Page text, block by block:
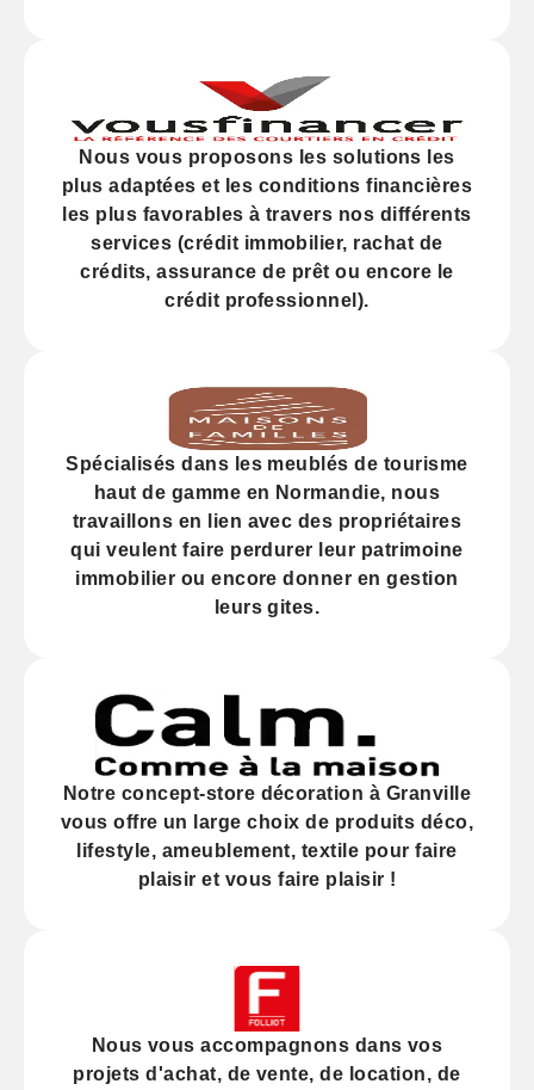
Nous vous proposons les solutions les
plus adaptées et les conditions financières
les plus favorables à travers nos différents
services (crédit immobilier, rachat de
crédits,assurance de prêt ou encore le
crédit professionnel).
Spécialisés dans les meublés de tourisme
haut de gamme en Normandie, nous
travaillons en lien avec des propriétaires
qui veulent faire perdurer leur patrimoine
immobilier ou encore donner en gestion
leurs gites.
Notre concept-store décoration à Granville
vous offre un large choix de produits déco,
lifestyle, ameublement, textile pour faire
plaisir et vous faire plaisir !
Nous vous accompagnons dans vos
projets d'achat, devente, de location, de